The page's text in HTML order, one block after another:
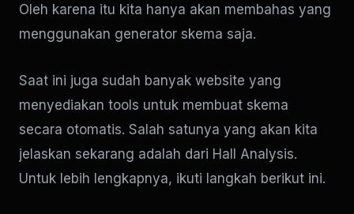
Oleh karena itu kita hanya akan membahas yang
menggunakan generator skema saja.
Saat ini juga sudah banyak website yang
menyediakan tools untuk membuat skema
secara otomatis. Salah satunya yang akan kita
jelaskan sekarang adalah dari Hall Analysis.
Untuk lebih lengkapnya, ikuti langkah berikut ini.